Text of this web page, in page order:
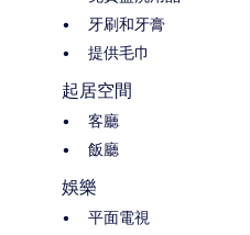
牙刷和牙膏
提供毛巾
起居空間
客廳
飯廳
娛樂
平面電視